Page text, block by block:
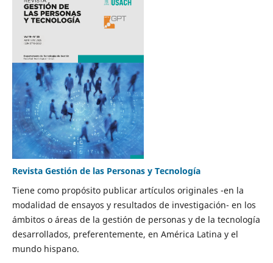
Revista Gestión de las Personas y Tecnología
Tiene como propósito publicar artículos originales -en la
modalidad de ensayos y resultados de investigación- en los
ámbitos o áreas de la gestión de personas y de la tecnología
desarrollados, preferentemente, en América Latina y el
mundo hispano.